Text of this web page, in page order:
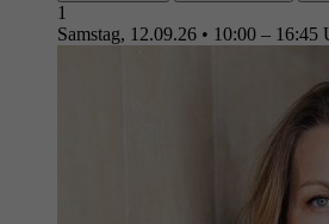
1
Samstag, 12.09.26 • 10:00 – 16:45